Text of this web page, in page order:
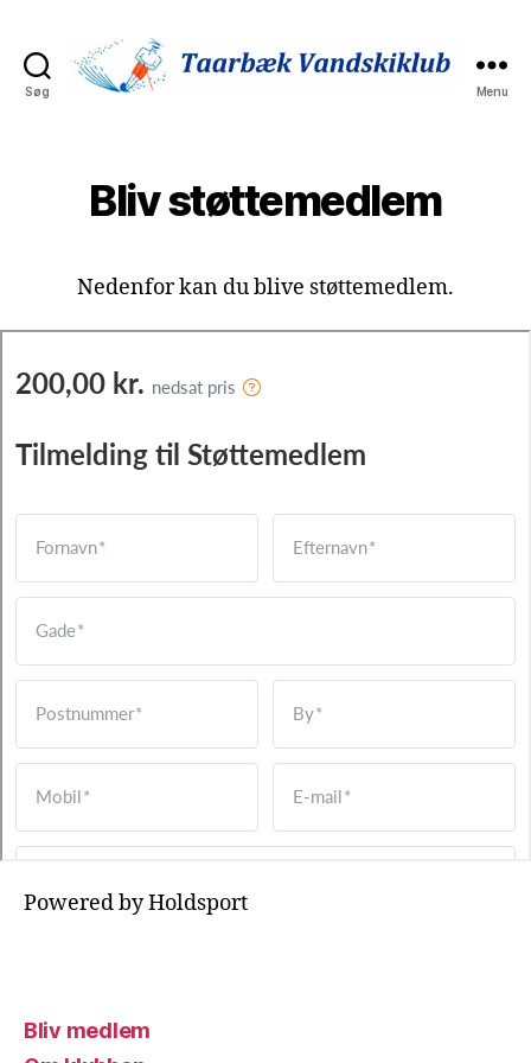
Søg Menu
Bliv støttemedlem
Nedenfor kan du blive støttemedlem.
Powered by Holdsport
Bliv medlem